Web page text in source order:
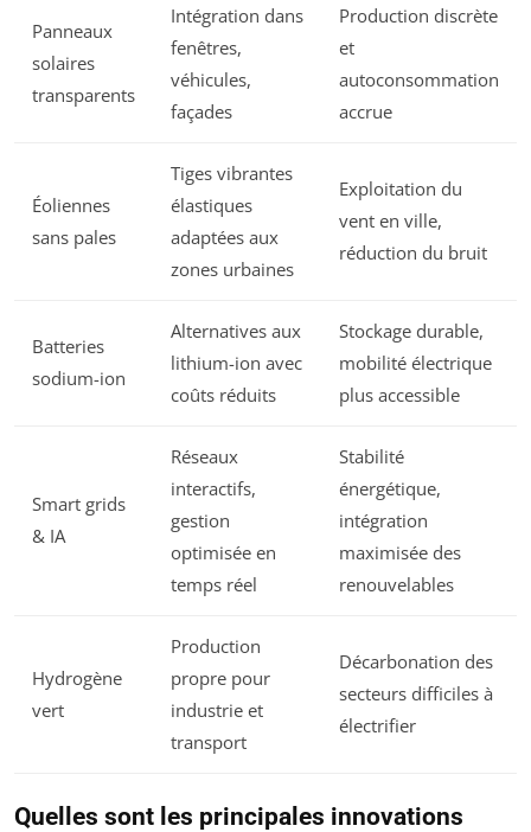
Panneaux
solaires
transparents
Intégration dans
fenêtres,
véhicules,
façades
Production discrète
et
autoconsommation
accrue
Éoliennes
sans pales
Tiges vibrantes
élastiques
adaptées aux
zones urbaines
Exploitation du
vent en ville,
réduction du bruit
Batteries
sodium-ion
Alternatives aux
lithium-ion avec
coûts réduits
Stockage durable,
mobilité électrique
plus accessible
Smart grids
& IA
Réseaux
interactifs,
gestion
optimisée en
temps réel
Stabilité
énergétique,
intégration
maximisée des
renouvelables
Hydrogène
vert
Production
propre pour
industrie et
transport
Décarbonation des
secteurs difficiles à
électrifier
Quelles sont les principales innovations